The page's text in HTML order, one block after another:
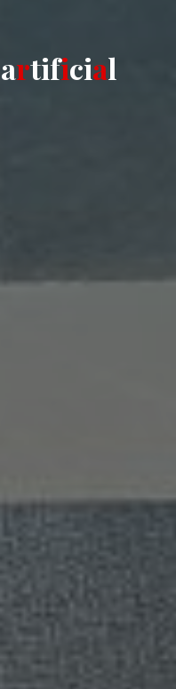
artificial